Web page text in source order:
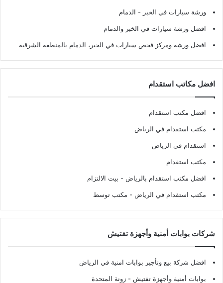
ورشة سيارات في الخبر - الدمام
افضل ورشة سيارات في الخبر والدمام
افضل ورشة ومركز فحص سيارات في الخبر، الدمام بالمنطقة الشرقية
افضل مكاتب استقدام
افضل مكتب استقدام
مكتب استقدام في الرياض
استقدام في الرياض
مكتب استقدام
افضل مكتب استقدام بالرياض - بيت الالتزام
مكتب استقدام في الرياض - مكتب توسط
شركات بوابات أمنية وأجهزة تفتيش
افضل شركة بيع وتأجير بوابات امنية في الرياض
بوابات أمنية وأجهزة تفتيش - زونة المتحدة